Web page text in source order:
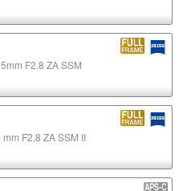
F2.8 ZA SSM
F2.8 ZA SSM II